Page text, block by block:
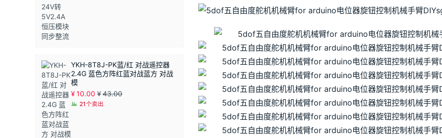
YKH-8T8J-PK蓝/红 对战遥控器
2.4G 蓝色方阵红蓝对战蓝方 对战
模
¥10.00 ¥43.00
21个卖出